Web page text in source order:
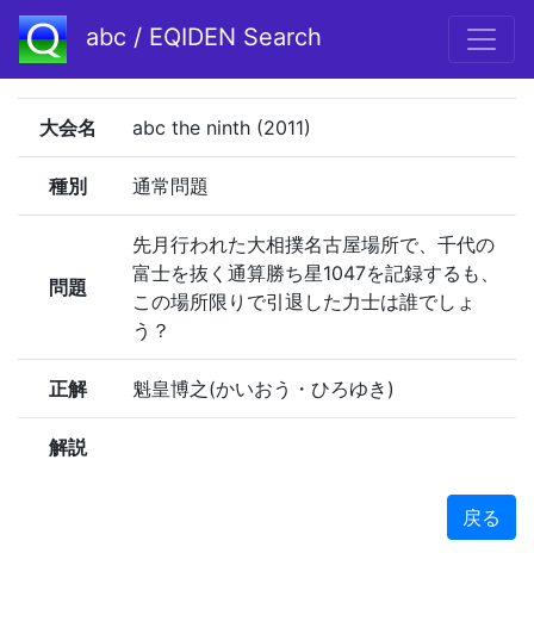
abc / EQIDEN Search
大会名 abc the ninth (2011)
種別 通常問題
問題
先月行われた大相撲名古屋場所で、千代の
富士を抜く通算勝ち星1047を記録するも、
この場所限りで引退した力士は誰でしょ
う？
正解 魁皇博之(かいおう・ひろゆき)
解説
戻る